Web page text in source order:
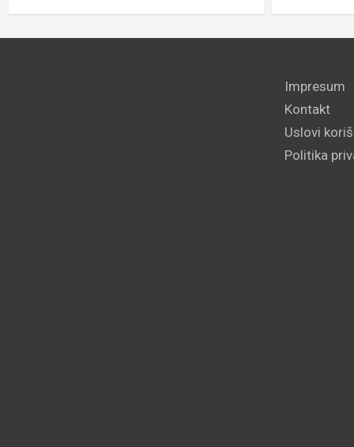
Impresum
Kontakt
Uslovi
Politika